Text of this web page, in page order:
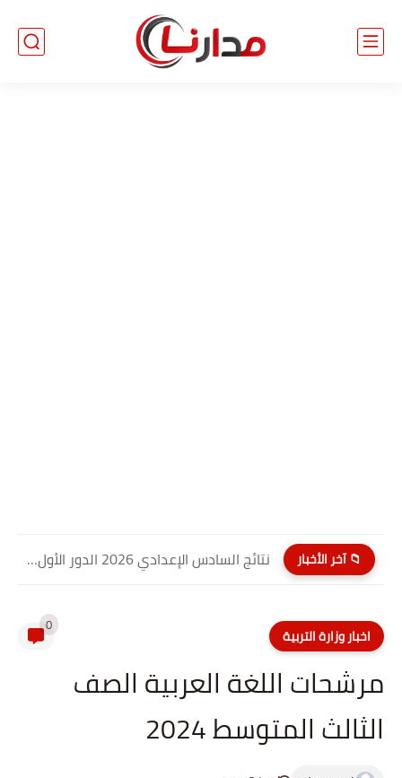
📁 آخر الأخبار نتائج السادس الإعدادي 2026 الدور الأول PDF كربلاء المقدسة| موقع...
اخبار وزارة التربية 0
مرشحات اللغة العربية الصف
الثالث المتوسط 2024